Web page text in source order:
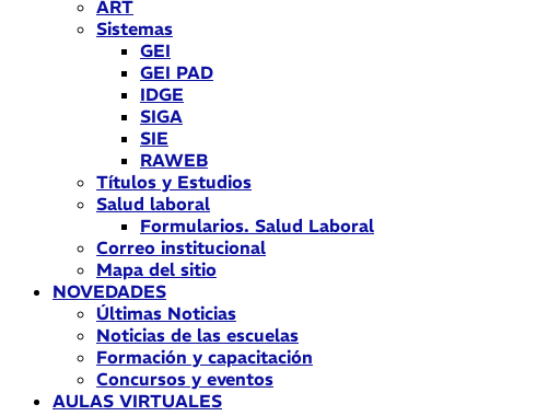
ART
Sistemas
GEI
GEI PAD
IDGE
SIGA
SIE
RAWEB
Títulos y Estudios
Salud laboral
Formularios. Salud Laboral
Correo institucional
Mapa del sitio
NOVEDADES
Últimas Noticias
Noticias de las escuelas
Formación y capacitación
Concursos y eventos
AULAS VIRTUALES